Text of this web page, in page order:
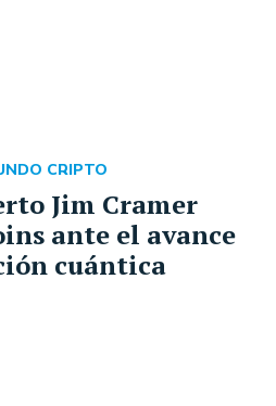
Jim Cramer
ante el avance
cuántica
CRIPTO